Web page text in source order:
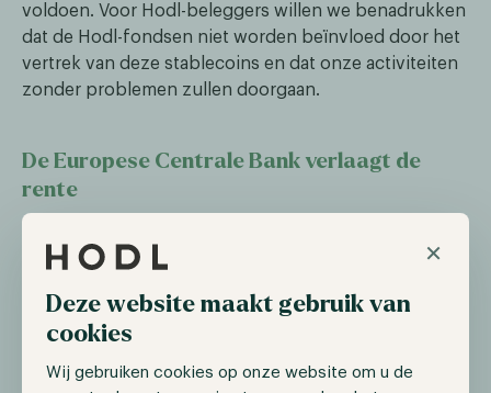
×
Deze website maakt gebruik van
cookies
Wij gebruiken cookies op onze website om u de
voldoen. Voor Hodl-beleggers willen we benadrukken
dat de Hodl-fondsen niet worden beïnvloed door het
vertrek van deze stablecoins en dat onze activiteiten
zonder problemen zullen doorgaan.
De Europese Centrale Bank verlaagt de
rente
rente met 25 basispunten verlaagd, waardoor de
stond de rente in de Europese Unie op een
recordhoogte van 4%, waardoor deze verlaging de
aan bij andere centrale banken, zoals die in Canada,